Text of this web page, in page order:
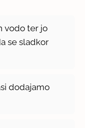
vodo ter jo
se sladkor
dodajamo